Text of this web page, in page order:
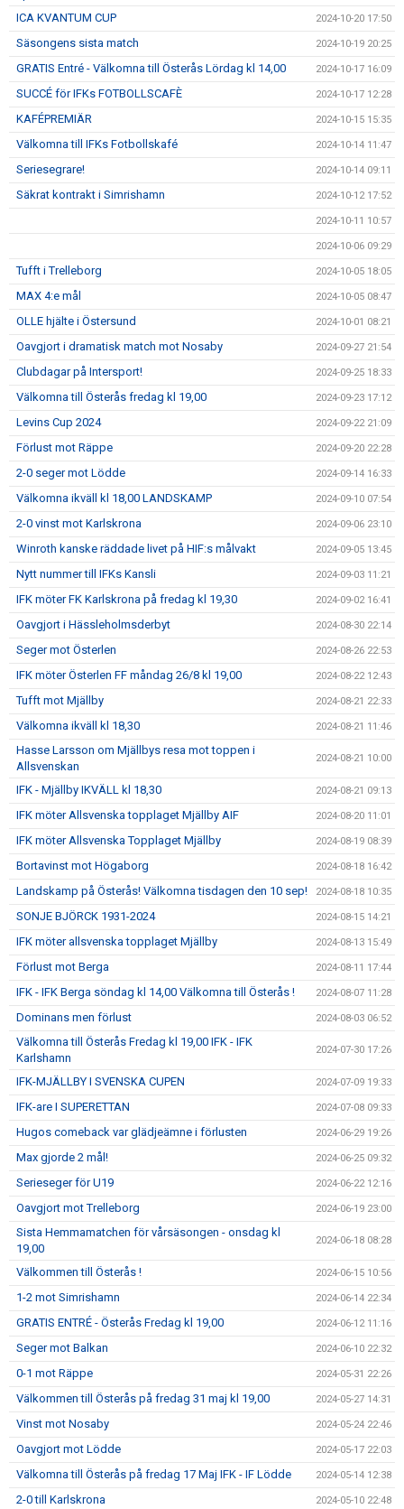
ICA KVANTUM CUP
2024-10-20 17:50
Säsongens sista match 2024-10-19 20:25
GRATIS Entré - Välkomna till Österås Lördag kl 14,00 2024-10-17 16:09
SUCCÉ för IFKs FOTBOLLSCAFÈ 2024-10-17 12:28
KAFÉPREMIÄR 2024-10-15 15:35
Välkomna till IFKs Fotbollskafé 2024-10-14 11:47
Seriesegrare! 2024-10-14 09:11
Säkrat kontrakt i Simrishamn 2024-10-12 17:52
2024-10-11 10:57
2024-10-06 09:29
Tufft i Trelleborg 2024-10-05 18:05
MAX 4:e mål 2024-10-05 08:47
OLLE hjälte i Östersund 2024-10-01 08:21
Oavgjort i dramatisk match mot Nosaby 2024-09-27 21:54
Clubdagar på Intersport! 2024-09-25 18:33
Välkomna till Österås fredag kl 19,00 2024-09-23 17:12
Levins Cup 2024 2024-09-22 21:09
Förlust mot Räppe 2024-09-20 22:28
2-0 seger mot Lödde 2024-09-14 16:33
Välkomna ikväll kl 18,00 LANDSKAMP 2024-09-10 07:54
2-0 vinst mot Karlskrona 2024-09-06 23:10
Winroth kanske räddade livet på HIF:s målvakt 2024-09-05 13:45
Nytt nummer till IFKs Kansli 2024-09-03 11:21
IFK möter FK Karlskrona på fredag kl 19,30 2024-09-02 16:41
Oavgjort i Hässleholmsderbyt 2024-08-30 22:14
Seger mot Österlen 2024-08-26 22:53
IFK möter Österlen FF måndag 26/8 kl 19,00 2024-08-22 12:43
Tufft mot Mjällby 2024-08-21 22:33
Välkomna ikväll kl 18,30 2024-08-21 11:46
Hasse Larsson om Mjällbys resa mot toppen i
Allsvenskan
2024-08-21 10:00
IFK - Mjällby IKVÄLL kl 18,30 2024-08-21 09:13
IFK möter Allsvenska topplaget Mjällby AIF 2024-08-20 11:01
IFK möter Allsvenska Topplaget Mjällby 2024-08-19 08:39
Bortavinst mot Högaborg 2024-08-18 16:42
Landskamp på Österås! Välkomna tisdagen den 10 sep! 2024-08-18 10:35
SONJE BJÖRCK 1931-2024 2024-08-15 14:21
IFK möter allsvenska topplaget Mjällby 2024-08-13 15:49
Förlust mot Berga 2024-08-11 17:44
IFK - IFK Berga söndag kl 14,00 Välkomna till Österås ! 2024-08-07 11:28
Dominans men förlust 2024-08-03 06:52
Välkomna till Österås Fredag kl 19,00 IFK - IFK
Karlshamn
2024-07-30 17:26
IFK-MJÄLLBY I SVENSKA CUPEN 2024-07-09 19:33
IFK-are I SUPERETTAN 2024-07-08 09:33
Hugos comeback var glädjeämne i förlusten 2024-06-29 19:26
Max gjorde 2 mål! 2024-06-25 09:32
Serieseger för U19 2024-06-22 12:16
Oavgjort mot Trelleborg 2024-06-19 23:00
Sista Hemmamatchen för vårsäsongen - onsdag kl
19,00
2024-06-18 08:28
Välkommen till Österås ! 2024-06-15 10:56
1-2 mot Simrishamn 2024-06-14 22:34
GRATIS ENTRÉ - Österås Fredag kl 19,00 2024-06-12 11:16
Seger mot Balkan 2024-06-10 22:32
0-1 mot Räppe 2024-05-31 22:26
Välkommen till Österås på fredag 31 maj kl 19,00 2024-05-27 14:31
Vinst mot Nosaby 2024-05-24 22:46
Oavgjort mot Lödde 2024-05-17 22:03
Välkomna till Österås på fredag 17 Maj IFK - IF Lödde 2024-05-14 12:38
2-0 till Karlskrona 2024-05-10 22:48